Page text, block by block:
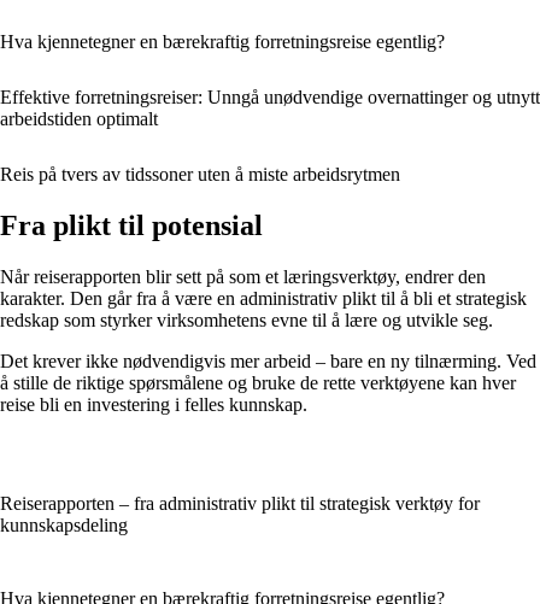
Hva kjennetegner en bærekraftig forretningsreise egentlig?
Effektive forretningsreiser: Unngå unødvendige overnattinger og utnytt
arbeidstiden optimalt
Reis på tvers av tidssoner uten å miste arbeidsrytmen
Fra plikt til potensial
Når reiserapporten blir sett på som et læringsverktøy, endrer den
karakter. Den går fra å være en administrativ plikt til å bli et strategisk
redskap som styrker virksomhetens evne til å lære og utvikle seg.
Det krever ikke nødvendigvis mer arbeid – bare en ny tilnærming. Ved
å stille de riktige spørsmålene og bruke de rette verktøyene kan hver
reise bli en investering i felles kunnskap.
Reiserapporten – fra administrativ plikt til strategisk verktøy for
kunnskapsdeling
Hva kjennetegner en bærekraftig forretningsreise egentlig?